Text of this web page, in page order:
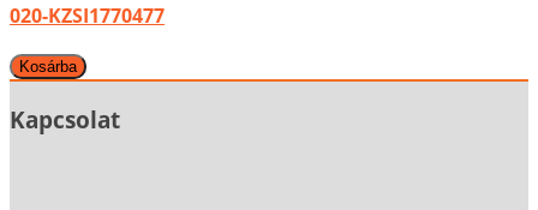
020-KZSI1770477
Kapcsolat